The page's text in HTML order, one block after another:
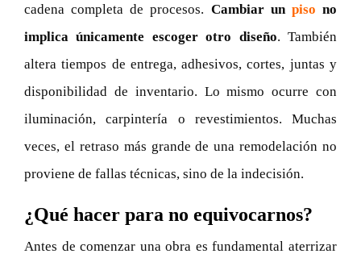
cadena completa de procesos. Cambiar un piso no
implica únicamente escoger otro diseño. También
altera tiempos de entrega, adhesivos, cortes, juntas y
disponibilidad de inventario. Lo mismo ocurre con
iluminación, carpintería o revestimientos. Muchas
veces, el retraso más grande de una remodelación no
proviene de fallas técnicas, sino de la indecisión.
¿Qué hacer para no equivocarnos?
Antes de comenzar una obra es fundamental aterrizar